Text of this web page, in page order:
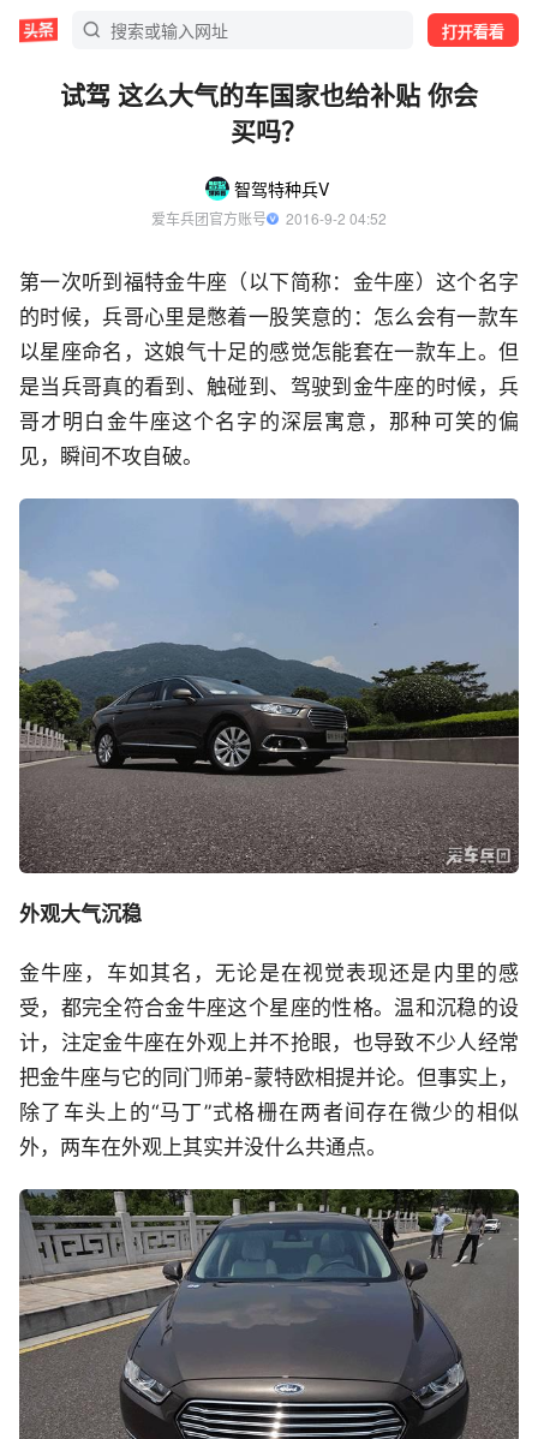
打开看看
试驾 这么大气的车国家也给补贴 你会
买吗？
智驾特种兵V
爱车兵团官方账号
  2016-9-2 04:52
第一次听到福特金牛座（以下简称：金牛座）这个名字
的时候，兵哥心里是憋着一股笑意的：怎么会有一款车
以星座命名，这娘气十足的感觉怎能套在一款车上。但
是当兵哥真的看到、触碰到、驾驶到金牛座的时候，兵
哥才明白金牛座这个名字的深层寓意，那种可笑的偏
见，瞬间不攻自破。
外观大气沉稳
金牛座，车如其名，无论是在视觉表现还是内里的感
受，都完全符合金牛座这个星座的性格。温和沉稳的设
计，注定金牛座在外观上并不抢眼，也导致不少人经常
把金牛座与它的同门师弟-蒙特欧相提并论。但事实上，
除了车头上的“马丁”式格栅在两者间存在微少的相似
外，两车在外观上其实并没什么共通点。